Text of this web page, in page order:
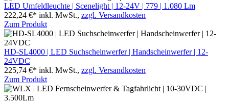
LED Umfeldleuchte | Scenelight | 12-24V | 779 | 1.080 Lm
222,24 €* inkl. MwSt., zzgl. Versandkosten
Zum Produkt
HD-SL4000 | LED Suchscheinwerfer | Handscheinwerfer | 12-
24VDC
225,74 €* inkl. MwSt., zzgl. Versandkosten
Zum Produkt